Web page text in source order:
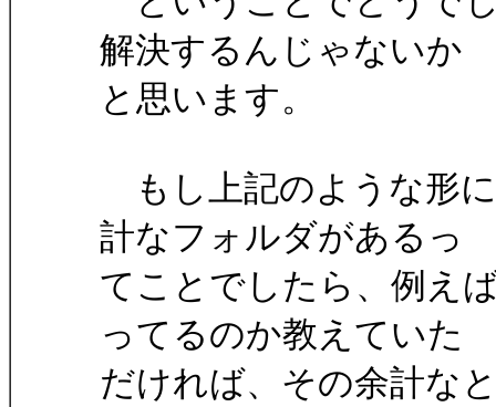
解決するんじゃないか
と思います。
もし上記のような形
計なフォルダがあるっ
てことでしたら、例え
ってるのか教えていた
だければ、その余計な